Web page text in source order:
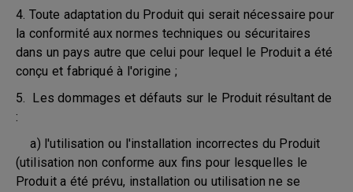
4. Toute adaptation du Produit qui serait nécessaire pour
la conformité aux normes techniques ou sécuritaires
dans un pays autre que celui pour lequel le Produit a été
conçu et fabriqué à l'origine ;
5. Les dommages et défauts sur le Produit résultant de
:
a) l'utilisation ou l'installation incorrectes du Produit
(utilisation non conforme aux fins pour lesquelles le
Produit a été prévu, installation ou utilisation ne se